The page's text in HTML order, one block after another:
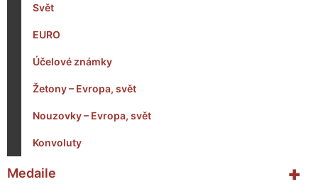
Svět
EURO
Účelové známky
Žetony – Evropa, svět
Nouzovky – Evropa, svět
Konvoluty
+
Medaile